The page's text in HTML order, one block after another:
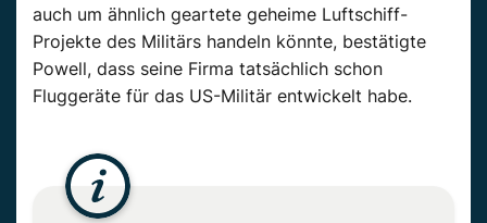
auch um ähnlich geartete geheime Luftschiff-
Projekte des Militärs handeln könnte, bestätigte
Powell, dass seine Firma tatsächlich schon
Fluggeräte für das US-Militär entwickelt habe.